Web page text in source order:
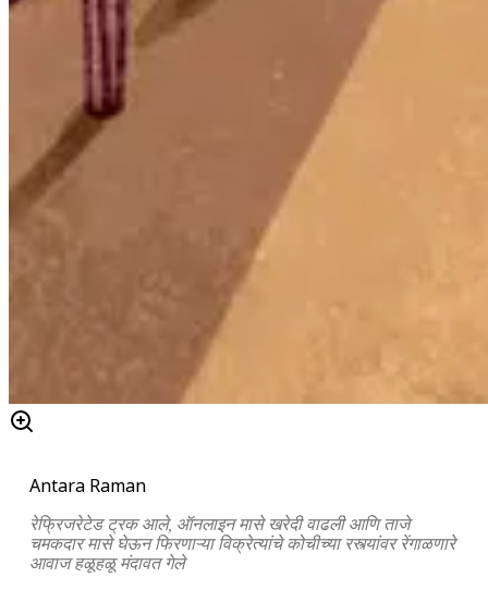
Antara Raman
रेफ्रिजरेटेड ट्रक आले, ऑनलाइन मासे खरेदी वाढली आणि ताजे
चमकदार मासे घेऊन फिरणाऱ्या विक्रेत्यांचे कोचीच्या रस्त्यांवर रेंगाळणारे
आवाज हळूहळू मंदावत गेले